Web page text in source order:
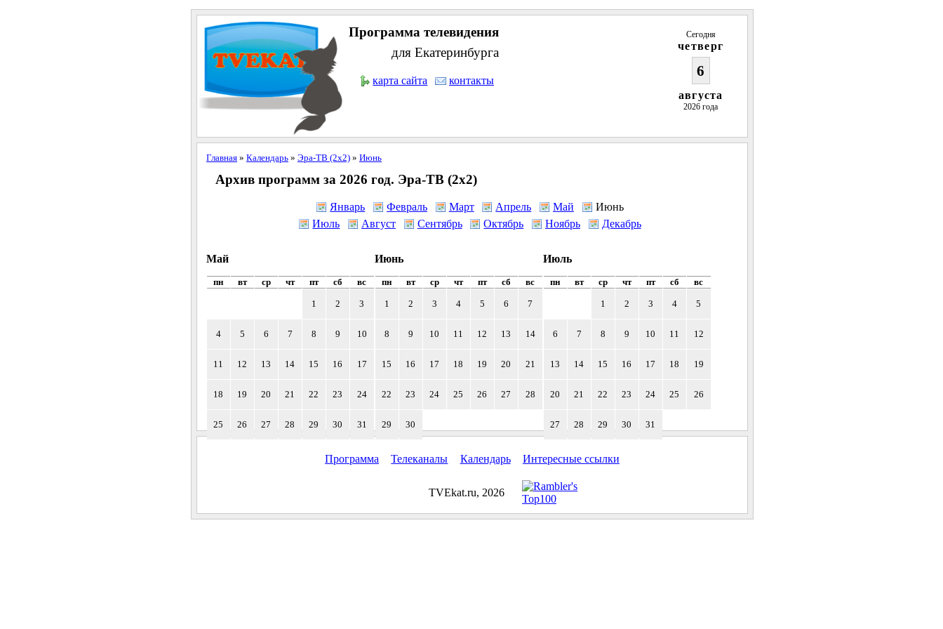
Программа телевидения
для Екатеринбурга
карта сайта контакты
Сегодня
четверг
6
августа
2026 года
Главная» Календарь» Эра-ТВ (2x2)» Июнь
Архив программ за 2026 год. Эра-ТВ (2x2)
Январь Февраль Март Апрель Май
Июнь
Июль
Август Сентябрь Октябрь Ноябрь Декабрь
Май
пн вт ср чт пт сб вс
1 2 3
4 5 6 7 8 9 10
11 12 13 14 15 16 17
18 19 20 21 22 23 24
25 26 27 28 29 30 31
Июнь
пн вт ср чт пт сб вс
1 2 3 4 5 6 7
8 9 10 11 12 13 14
15 16 17 18 19 20 21
22 23 24 25 26 27 28
29 30
Июль
пн вт ср чт пт сб вс
1 2 3 4 5
6 7 8 9 10 11 12
13 14 15 16 17 18 19
20 21 22 23 24 25 26
27 28 29 30 31
Программа Телеканалы Календарь Интересные ссылки
TVEkat.ru, 2026